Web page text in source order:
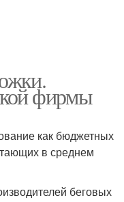
фирмы
как бюджетных
в среднем
беговых